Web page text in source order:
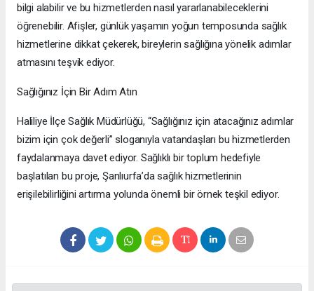
bilgi alabilir ve bu hizmetlerden nasıl yararlanabileceklerini
öğrenebilir. Afişler, günlük yaşamın yoğun temposunda sağlık
hizmetlerine dikkat çekerek, bireylerin sağlığına yönelik adımlar
atmasını teşvik ediyor.
Sağlığınız İçin Bir Adım Atın
Haliliye İlçe Sağlık Müdürlüğü, “Sağlığınız için atacağınız adımlar
bizim için çok değerli” sloganıyla vatandaşları bu hizmetlerden
faydalanmaya davet ediyor. Sağlıklı bir toplum hedefiyle
başlatılan bu proje, Şanlıurfa’da sağlık hizmetlerinin
erişilebilirliğini artırma yolunda önemli bir örnek teşkil ediyor.